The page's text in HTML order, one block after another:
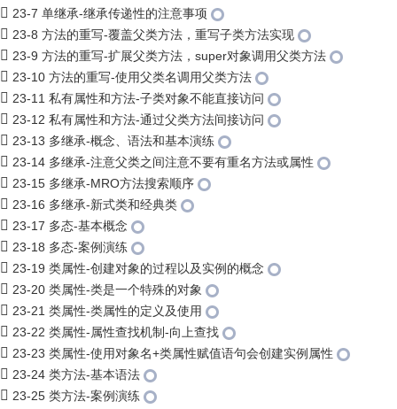
23-7 单继承-继承传递性的注意事项
23-8 方法的重写-覆盖父类方法，重写子类方法实现
23-9 方法的重写-扩展父类方法，super对象调用父类方法
23-10 方法的重写-使用父类名调用父类方法
23-11 私有属性和方法-子类对象不能直接访问
23-12 私有属性和方法-通过父类方法间接访问
23-13 多继承-概念、语法和基本演练
23-14 多继承-注意父类之间注意不要有重名方法或属性
23-15 多继承-MRO方法搜索顺序
23-16 多继承-新式类和经典类
23-17 多态-基本概念
23-18 多态-案例演练
23-19 类属性-创建对象的过程以及实例的概念
23-20 类属性-类是一个特殊的对象
23-21 类属性-类属性的定义及使用
23-22 类属性-属性查找机制-向上查找
23-23 类属性-使用对象名+类属性赋值语句会创建实例属性
23-24 类方法-基本语法
23-25 类方法-案例演练